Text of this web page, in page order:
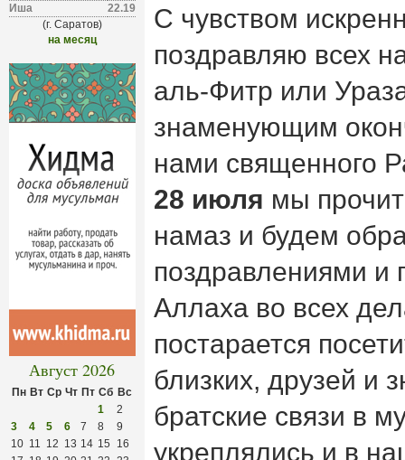
Иша
22.19
(г. Саратов)
на месяц
Август 2026
Пн Вт Ср Чт Пт Сб Вс
1
2
3
4 5 6 7 8
9
10 11 12 13 14 15
16
С чувством
поздравляю всех
аль-Фитр или
знаменующим
нами священного
28 июля мы
намаз и будем
поздравлениями и
Аллаха во всех
постарается
близких, друзей и
братские связи в
укреплялись и в